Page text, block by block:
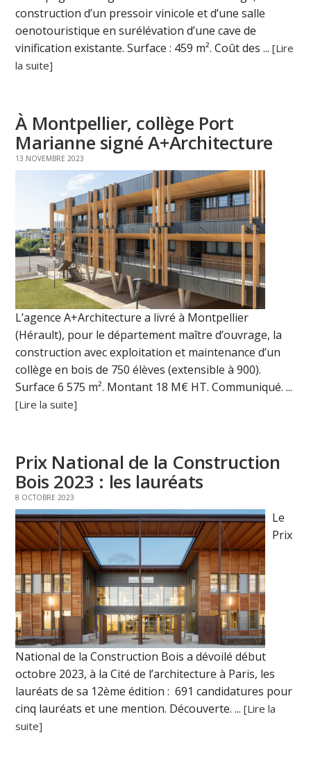
construction d’un pressoir vinicole et d’une salle
oenotouristique en surélévation d’une cave de
vinification existante. Surface : 459 m². Coût des ...[Lire
la suite]
À Montpellier, collège Port
Marianne signé A+Architecture
13 NOVEMBRE 2023
L’agence A+Architecture a livré à Montpellier
(Hérault), pour le département maître d’ouvrage, la
construction avec exploitation et maintenance d’un
collège en bois de 750 élèves (extensible à 900).
Surface 6 575 m². Montant 18 M€ HT. Communiqué. ...
[Lire la suite]
Prix National de la Construction
Bois 2023 : les lauréats
8 OCTOBRE 2023
Le
Prix
National de la Construction Bois a dévoilé début
octobre 2023, à la Cité de l’architecture à Paris, les
lauréats de sa 12ème édition : 691 candidatures pour
cinq lauréats et une mention. Découverte. ...[Lire la
suite]